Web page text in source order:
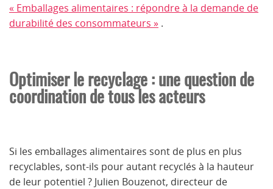
« Emballages alimentaires : répondre à la demande de
durabilité des consommateurs » .
Optimiser le recyclage : une question de
coordination de tous les acteurs
Si les emballages alimentaires sont de plus en plus
recyclables, sont-ils pour autant recyclés à la hauteur
de leur potentiel ? Julien Bouzenot, directeur de